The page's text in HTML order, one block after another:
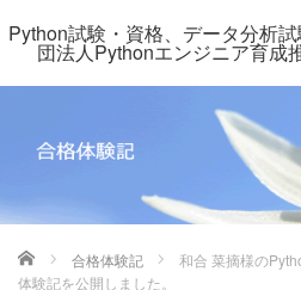
Python試験・資格、データ分析
団法人Pythonエンジニア育成
ホーム 合格体験記
和合 菜摘様の
体験記を公開しました。